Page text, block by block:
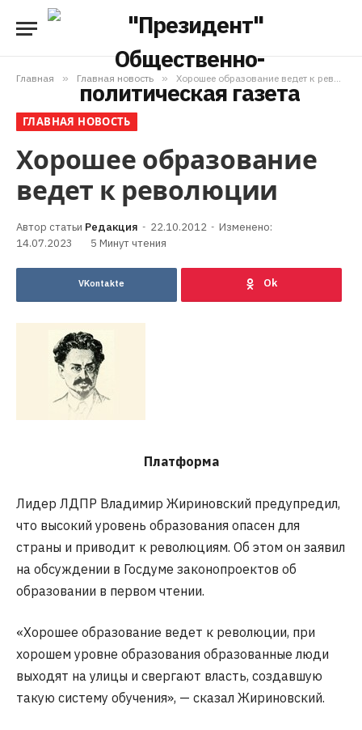
Главная » Главная новость » Хорошее образование ведет к революции
ГЛАВНАЯ НОВОСТЬ
Хорошее образование
ведет к революции
Редакция 22.10.2012
Изменено:
14.07.2023
5 Минут чтения
VKontakte
Платформа
Лидер ЛДПР Владимир Жириновский предупредил,
что высокий уровень образования опасен для
страны и приводит к революциям. Об этом он заявил
на обсуждении в Госдуме законопроектов об
образовании в первом чтении.
«Хорошее образование ведет к революции, при
хорошем уровне образования образованные люди
выходят на улицы и свергают власть, создавшую
такую систему обучения», — сказал Жириновский.